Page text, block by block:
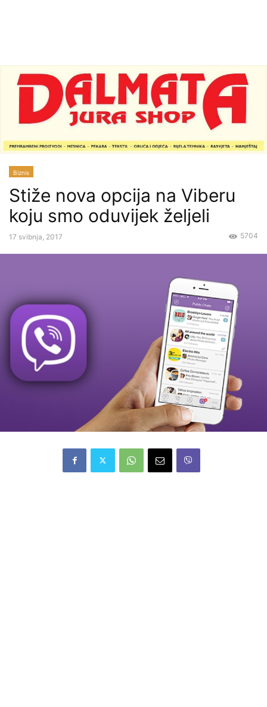
Biznis
Stiže nova opcija na Viberu
koju smo oduvijek željeli
17 svibnja, 2017 5704